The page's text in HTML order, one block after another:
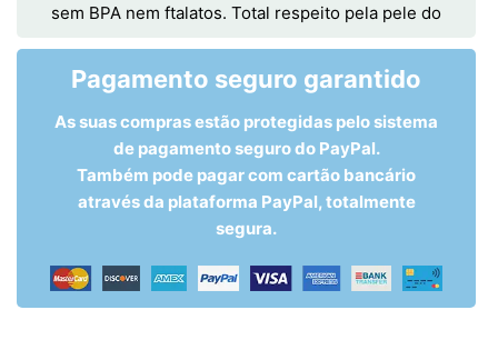
sem BPA nem ftalatos. Total respeito pela pele do
Pagamento seguro garantido
As suas compras estão protegidas pelo sistema
de pagamento seguro do PayPal.
Também pode pagar com cartão bancário
através da plataforma PayPal, totalmente
segura.